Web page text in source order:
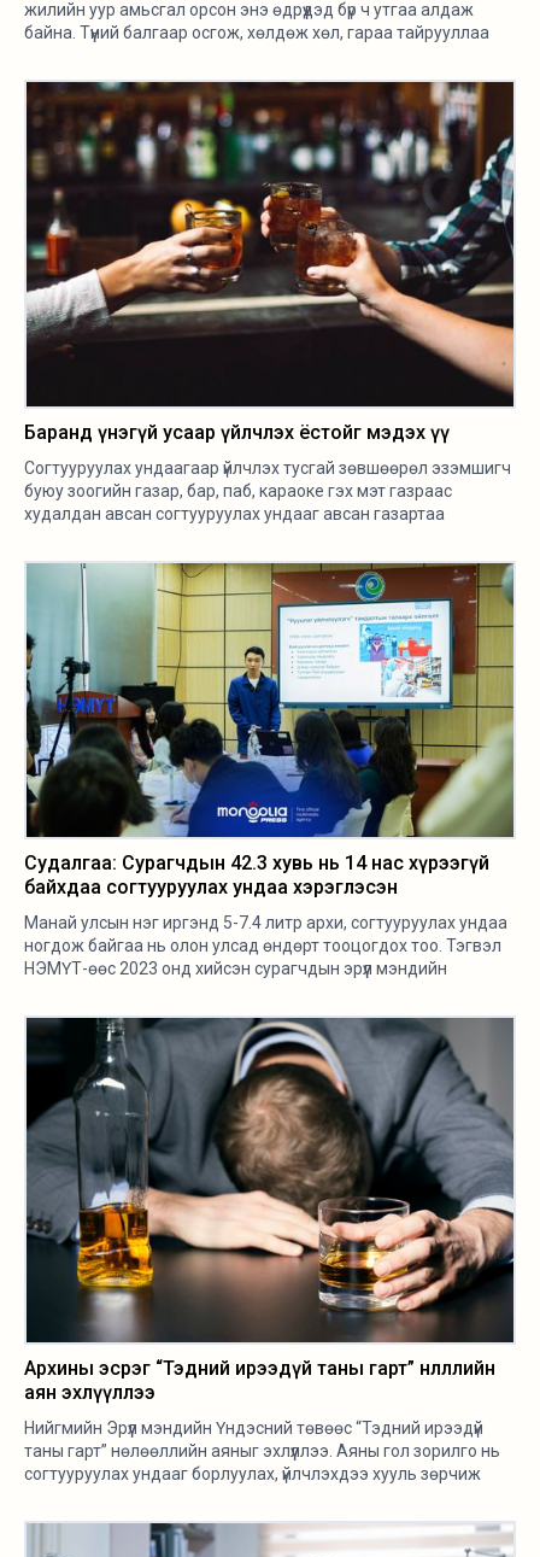
жилийн уур амьсгал орсон энэ өдрүүдэд бүр ч утгаа алдаж
байна. Түүний балгаар осгож, хөлдөж хөл, гараа тайрууллаа
монгол хүнд ногдох нэг жилийн архины хэрэглээ 54 литр
байгаа.
Баранд үнэгүй усаар үйлчлэх ёстойг мэдэх үү
Согтууруулах ундаагаар үйлчлэх тусгай зөвшөөрөл эзэмшигч
буюу зоогийн газар, бар, паб, караоке гэх мэт газраас
худалдан авсан согтууруулах ундааг авсан газартаа
газар, бар, паб, караоке ажиллуулдаг, тэнд үйлчилгээ үзүүлдэг
бол “Ахдаа, эгчдээ, анддаа ганц шил “юм” менюнийхээ үнээр
өгчих, 10 пиво аваад явчихъя, алив зарчих” гэж гуйж шалдаг
хүмүүст зоригтойгоор татгалзаж сураарай.
Судалгаа: Сурагчдын 42.3 хувь нь 14 нас хүрээгүй
байхдаа согтууруулах ундаа хэрэглэсэн
Манай улсын нэг иргэнд 5-7.4 литр архи, согтууруулах ундаа
ногдож байгаа нь олон улсад өндөрт тооцогдох тоо. Тэгвэл
НЭМҮТ-өөс 2023 онд хийсэн сурагчдын эрүүл мэндийн
согтууруулах ундаа хэрэглэж үзсэнээ хэлжээ.
Архины эсрэг “Тэдний ирээдүй таны гарт” нөлөөллийн
аян эхлүүллээ
Нийгмийн Эрүүл мэндийн Үндэсний төвөөс “Тэдний ирээдүй
таны гарт” нөлөөллийн аяныг эхлүүллээ. Аяны гол зорилго нь
согтууруулах ундааг борлуулах, үйлчлэхдээ хууль зөрчиж
сайжруулах юм.